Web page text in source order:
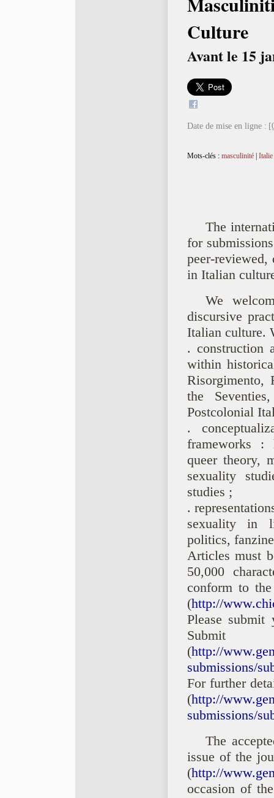
Culture
Avant le 15
Date de mise en ligne :
Mots-clés : masculinité| Italie
The
for
peer-reviewed,
in Italian
We
discursive
Italian culture.
. construction
within
Risorgimento,
the
Postcolonial
.
frameworks :
queer theory,
sexuality
studies ;
.
sexuality in
politics,
Articles must
50,000
conform to
(http://
Please
(http://
submissions/
For further
(http://
submissions/
The
issue of the
(http://
occasion of